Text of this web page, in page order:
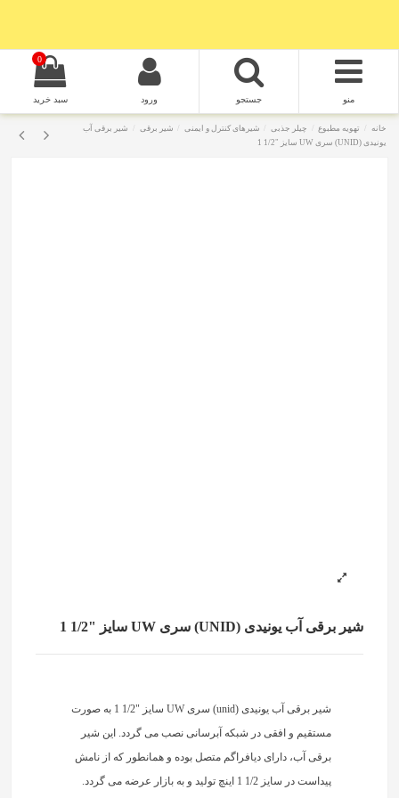
منو جستجو ورود
0
سبد خرید
خانه تهویه مطبوع چیلر جذبی شیرهای کنترل و ایمنی شیر برقی
شیر برقی آب
یونیدی (UNID) سری UW سایز "1/2 1
شیر برقی آب یونیدی (UNID) سری UW سایز "1/2 1
شیر برقی آب یونیدی (unid) سری UW سایز "1/2 1 به صورت
مستقیم و افقی در شبکه آبرسانی نصب می گردد. این شیر
برقی آب، دارای دیافراگم متصل بوده و همانطور که از نامش
پیداست در سایز 1/2 1 اینچ تولید و به بازار عرضه می گردد.